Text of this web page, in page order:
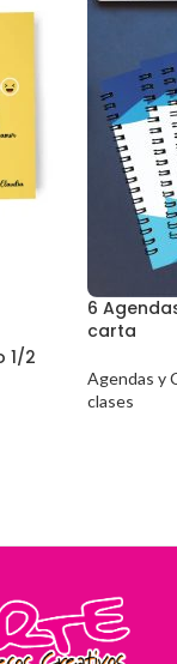
1/2
6
carta
Agendas y
clases